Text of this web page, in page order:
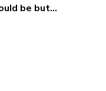
be but...